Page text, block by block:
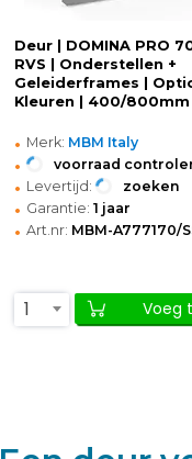
Deur | DOMINA PRO
RVS | Onderstellen +
Geleiderframes |
Kleuren | 400/800mm
• Merk: MBM Italy
• voorraad
• Levertijd: zoeken
• Garantie: 1 jaar
• Art.nr: MBM-A777170/
1
Voeg